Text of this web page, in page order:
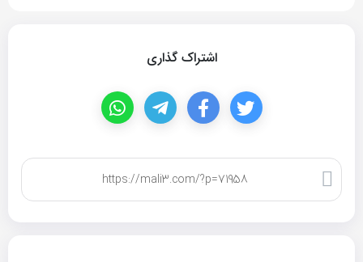
اشتراک گذاری